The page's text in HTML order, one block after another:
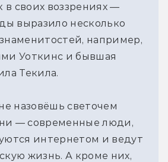
в своих воззрениях —
выразило несколько
например,
Уоткинс и бывшая
Текила.
назовёшь светочем
— современные люди,
интернетом и ведут
жизнь. А кроме них,